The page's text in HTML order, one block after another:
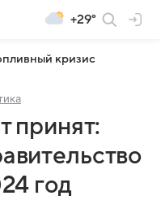
+29°
кризис
принят:
год